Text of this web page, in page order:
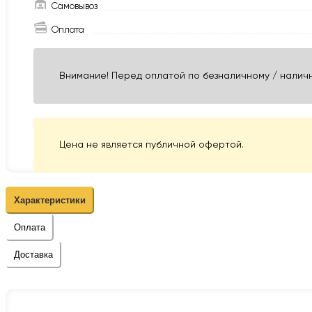
Самовывоз
Оплата
Внимание! Перед оплатой по безналичному /
Цена не является публичной офертой.
Характеристики
Оплата
Доставка